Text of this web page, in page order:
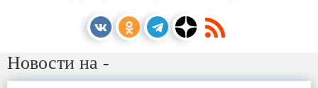
Новости на -